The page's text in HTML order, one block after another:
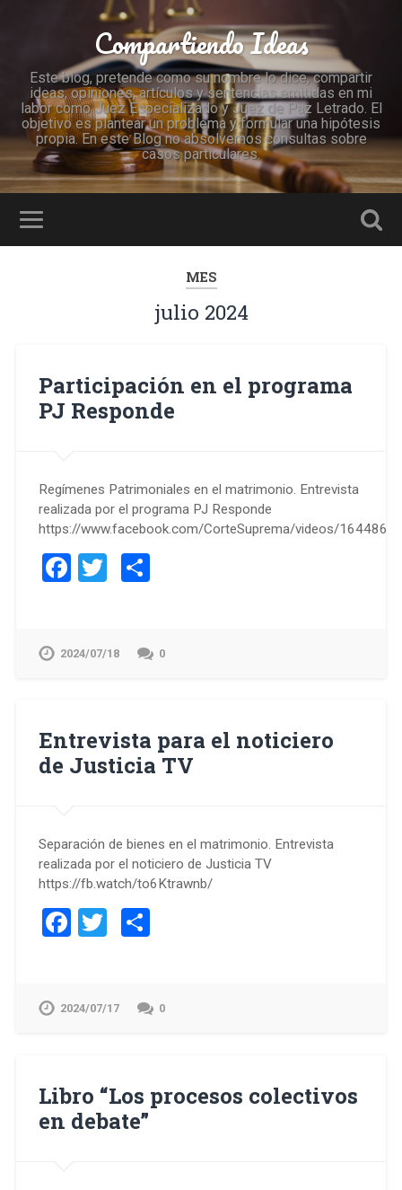
Compartiendo Ideas
Este blog, pretende como su nombre lo dice, compartir
ideas, opiniones, artículos y sentencias emitidas en mi
labor como Juez Especializado y Juez de Paz Letrado. El
objetivo es plantear un problema y formular una hipótesis
propia. En este Blog no absolvemos consultas sobre
casos particulares.
MES
julio 2024
Participación en el programa
PJ Responde
Regímenes Patrimoniales en el matrimonio. Entrevista
realizada por el programa PJ Responde
https://www.facebook.com/CorteSuprema/videos/
Facebook
TwitterCompartir
2024/07/18 0
Entrevista para el noticiero
de Justicia TV
Separación de bienes en el matrimonio. Entrevista
realizada por el noticiero de Justicia TV
https://fb.watch/to6Ktrawnb/
Facebook
TwitterCompartir
2024/07/17 0
Libro “Los procesos colectivos
en debate”